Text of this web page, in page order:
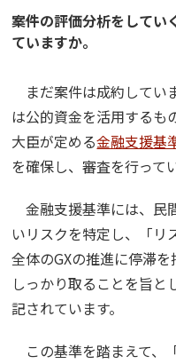
――案件の評価分析をして
ていますか。
まだ案件は成約してい
は公的資金を活用するも
大臣が定める金融支援基
を確保し、審査を行って
金融支援基準には、民
いリスクを特定し、「リ
全体のGXの推進に停滞
しっかり取ることを旨と
記されています。
この基準を踏まえて、